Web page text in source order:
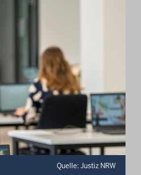
Quelle: Justiz NRW